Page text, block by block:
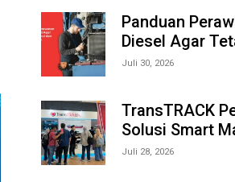
Offshore Expo
Panduan
Diesel Agar
dan Tahan
Juli 30, 2026
TransTRACK
Solusi Smart
Monitoring
Juli 28, 2026